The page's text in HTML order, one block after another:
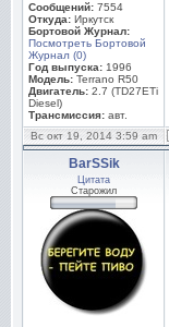
Сообщений: 7554
Откуда: Иркутск
Бортовой Журнал:
Посмотреть Бортовой
Журнал (0)
Год выпуска: 1996
Модель: Terrano R50
Двигатель: 2.7 (TD27ETi
Diesel)
Трансмиссия: авт.
Вс окт 19, 2014 3:59 am
BarSSik
Цитата
Старожил